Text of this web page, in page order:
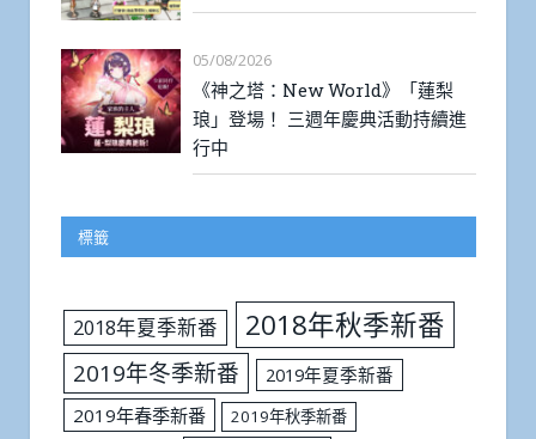
05/08/2026
《神之塔：New World》「蓮梨
琅」登場！ 三週年慶典活動持續進
行中
標籤
2018年夏季新番 2018年秋季新番
2019年冬季新番
2019年夏季新番
2019年春季新番
2019年秋季新番